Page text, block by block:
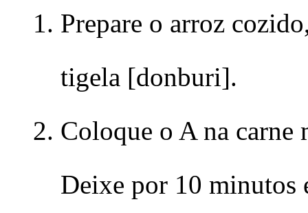
Prepare o arroz
tigela [donburi].
Coloque o A na carne
Deixe por 10 minutos